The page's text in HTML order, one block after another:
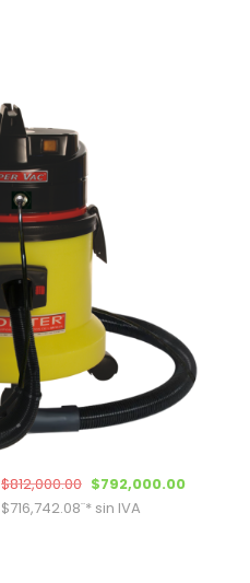
$812,000.00 El precio original era:
$792,000.00
$716,742.08¨* sin IVA